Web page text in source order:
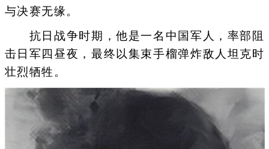
与决赛无缘。
抗日战争时期，他是一名中国军人，率部阻
击日军四昼夜，最终以集束手榴弹炸敌人坦克时
壮烈牺牲。